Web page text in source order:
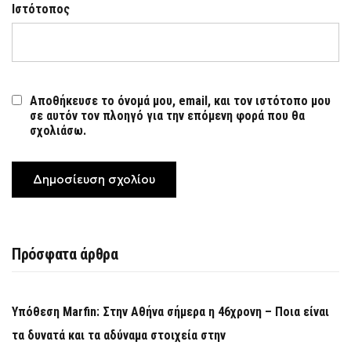
Ιστότοπος
Αποθήκευσε το όνομά μου, email, και τον ιστότοπο μου
σε αυτόν τον πλοηγό για την επόμενη φορά που θα
σχολιάσω.
Πρόσφατα άρθρα
Υπόθεση Marfin: Στην Αθήνα σήμερα η 46χρονη – Ποια είναι
τα δυνατά και τα αδύναμα στοιχεία στην